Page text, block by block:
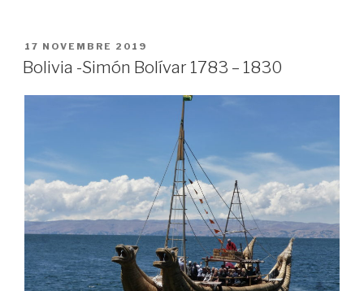
c
e
b
k
tt
er
ail
k
et
g
er
PUBLIÉ
LE
17 NOVEMBRE 2019
Bolivia -Simón Bolívar 1783 – 1830